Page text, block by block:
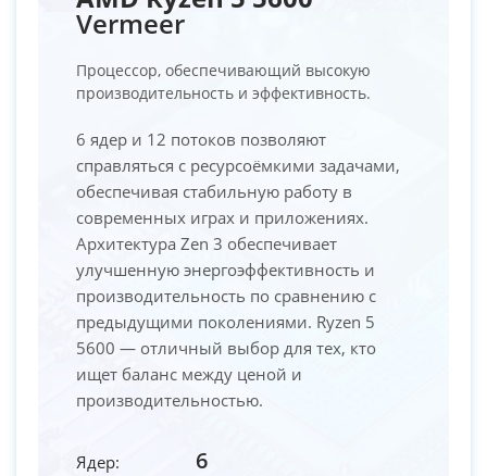
Vermeer
Процессор, обеспечивающий высокую
производительность и эффективность.
6 ядер и 12 потоков позволяют
справляться с ресурсоёмкими задачами,
обеспечивая стабильную работу в
современных играх и приложениях.
Архитектура Zen 3 обеспечивает
улучшенную энергоэффективность и
производительность по сравнению с
предыдущими поколениями. Ryzen 5
5600 — отличный выбор для тех, кто
ищет баланс между ценой и
производительностью.
Ядер: 6